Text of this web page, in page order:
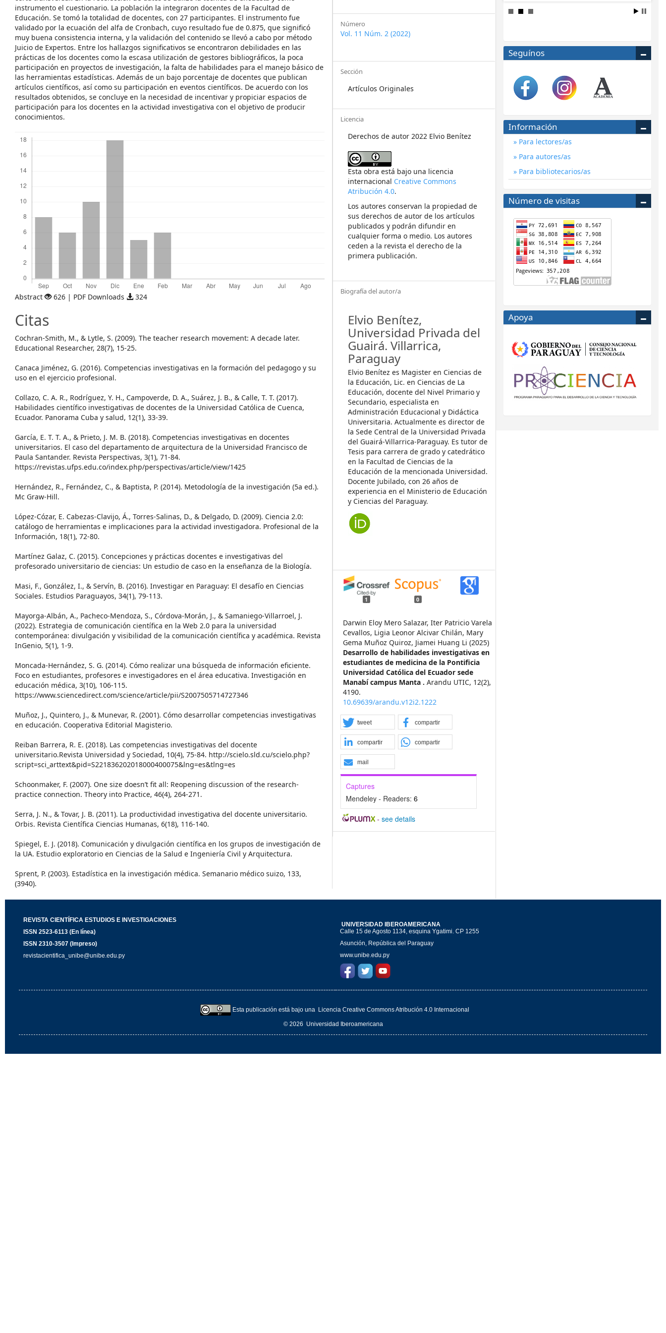
instrumento el cuestionario. La población la integraron docentes de la Facultad de
Educación. Se tomó la totalidad de docentes, con 27 participantes. El instrumento fue
validado por la ecuación del alfa de Cronbach, cuyo resultado fue de 0.875, que significó
muy buena consistencia interna, y la validación del contenido se llevó a cabo por método
Juicio de Expertos. Entre los hallazgos significativos se encontraron debilidades en las
prácticas de los docentes como la escasa utilización de gestores bibliográficos, la poca
participación en proyectos de investigación, la falta de habilidades para el manejo básico de
las herramientas estadísticas. Además de un bajo porcentaje de docentes que publican
artículos científicos, así como su participación en eventos científicos. De acuerdo con los
resultados obtenidos, se concluye en la necesidad de incentivar y propiciar espacios de
participación para los docentes en la actividad investigativa con el objetivo de producir
conocimientos.
Abstract 626 | PDF Downloads 324
Citas
Cochran-Smith, M., & Lytle, S. (2009). The teacher research movement: A decade later.
Educational Researcher, 28(7), 15-25.
Canaca Jiménez, G. (2016). Competencias investigativas en la formación del pedagogo y su
uso en el ejercicio profesional.
Collazo, C. A. R., Rodríguez, Y. H., Campoverde, D. A., Suárez, J. B., & Calle, T. T. (2017).
Habilidades científico investigativas de docentes de la Universidad Católica de Cuenca,
Ecuador. Panorama Cuba y salud, 12(1), 33-39.
García, E. T. T. A., & Prieto, J. M. B. (2018). Competencias investigativas en docentes
universitarios. El caso del departamento de arquitectura de la Universidad Francisco de
Paula Santander. Revista Perspectivas, 3(1), 71-84.
https://revistas.ufps.edu.co/index.php/perspectivas/article/view/1425
Hernández, R., Fernández, C., & Baptista, P. (2014). Metodología de la investigación (5a ed.).
Mc Graw-Hill.
López-Cózar, E. Cabezas-Clavijo, Á., Torres-Salinas, D., & Delgado, D. (2009). Ciencia 2.0:
catálogo de herramientas e implicaciones para la actividad investigadora. Profesional de la
Información, 18(1), 72-80.
Martínez Galaz, C. (2015). Concepciones y prácticas docentes e investigativas del
profesorado universitario de ciencias: Un estudio de caso en la enseñanza de la Biología.
Masi, F., González, I., & Servín, B. (2016). Investigar en Paraguay: El desafío en Ciencias
Sociales. Estudios Paraguayos, 34(1), 79-113.
Mayorga-Albán, A., Pacheco-Mendoza, S., Córdova-Morán, J., & Samaniego-Villarroel, J.
(2022). Estrategia de comunicación científica en la Web 2.0 para la universidad
contemporánea: divulgación y visibilidad de la comunicación científica y académica. Revista
InGenio, 5(1), 1-9.
Moncada-Hernández, S. G. (2014). Cómo realizar una búsqueda de información eficiente.
Foco en estudiantes, profesores e investigadores en el área educativa. Investigación en
educación médica, 3(10), 106-115.
https://www.sciencedirect.com/science/article/pii/S2007505714727346
Muñoz, J., Quintero, J., & Munevar, R. (2001). Cómo desarrollar competencias investigativas
en educación. Cooperativa Editorial Magisterio.
Reiban Barrera, R. E. (2018). Las competencias investigativas del docente
universitario.Revista Universidad y Sociedad, 10(4), 75-84. http://scielo.sld.cu/scielo.php?
script=sci_arttext&pid=S221836202018000400075&lng=es&tlng=es
Schoonmaker, F. (2007). One size doesn’t fit all: Reopening discussion of the research-
practice connection. Theory into Practice, 46(4), 264-271.
Serra, J. N., & Tovar, J. B. (2011). La productividad investigativa del docente universitario.
Orbis. Revista Científica Ciencias Humanas, 6(18), 116-140.
Spiegel, E. J. (2018). Comunicación y divulgación científica en los grupos de investigación de
la UA. Estudio exploratorio en Ciencias de la Salud e Ingeniería Civil y Arquitectura.
Sprent, P. (2003). Estadística en la investigación médica. Semanario médico suizo, 133,
(3940).
Número
Vol. 11 Núm. 2 (2022)
Sección
Artículos Originales
Licencia
Derechos de autor 2022 Elvio Benítez
Esta obra está bajo una licencia
internacional Creative Commons
Atribución 4.0.
Los autores conservan la propiedad de
sus derechos de autor de los artículos
publicados y podrán difundir en
cualquier forma o medio. Los autores
ceden a la revista el derecho de la
primera publicación.
Biografía del autor/a
Elvio Benítez,
Universidad Privada del
Guairá. Villarrica,
Paraguay
Elvio Benítez es Magister en Ciencias de
la Educación, Lic. en Ciencias de La
Educación, docente del Nivel Primario y
Secundario, especialista en
Administración Educacional y Didáctica
Universitaria. Actualmente es director de
la Sede Central de la Universidad Privada
del Guairá-Villarrica-Paraguay. Es tutor de
Tesis para carrera de grado y catedrático
en la Facultad de Ciencias de la
Educación de la mencionada Universidad.
Docente Jubilado, con 26 años de
experiencia en el Ministerio de Educación
y Ciencias del Paraguay.
1 0
Darwin Eloy Mero Salazar, Iter Patricio Varela
Cevallos, Ligia Leonor Alcivar Chilán, Mary
Gema Muñoz Quiroz, Jiamei Huang Li (2025)
Desarrollo de habilidades investigativas en
estudiantes de medicina de la Pontificia
Universidad Católica del Ecuador sede
Manabí campus Manta .Arandu UTIC, 12(2),
4190.
10.69639/arandu.v12i2.1222
tweet compartir
compartir compartir
mail
Captures
Mendeley - Readers:6
- see details
Seguínos
Información
Para lectores/as
Para autores/as
Para bibliotecarios/as
Número de visitas
Apoya
REVISTA CIENTÍFICA ESTUDIOS E INVESTIGACIONES
ISSN 2523-6113 (En línea)
ISSN 2310-3507 (Impreso)
revistacientifica_unibe@unibe.edu.py
UNIVERSIDAD IBEROAMERICANA
Calle 15 de Agosto 1134, esquina Ygatimi. CP 1255
Asunción, República del Paraguay
www.unibe.edu.py
Esta publicación está bajo una Licencia Creative Commons Atribución 4.0 Internacional
© 2026 Universidad Iberoamericana